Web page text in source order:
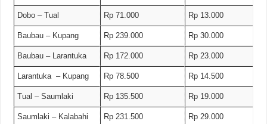
Dobo – Tual Rp 71.000 Rp 13.000
Baubau – Kupang Rp 239.000 Rp 30.000
Baubau – Larantuka Rp 172.000 Rp 23.000
Larantuka – Kupang Rp 78.500 Rp 14.500
Tual – Saumlaki Rp 135.500 Rp 19.000
Saumlaki – Kalabahi Rp 231.500 Rp 29.000